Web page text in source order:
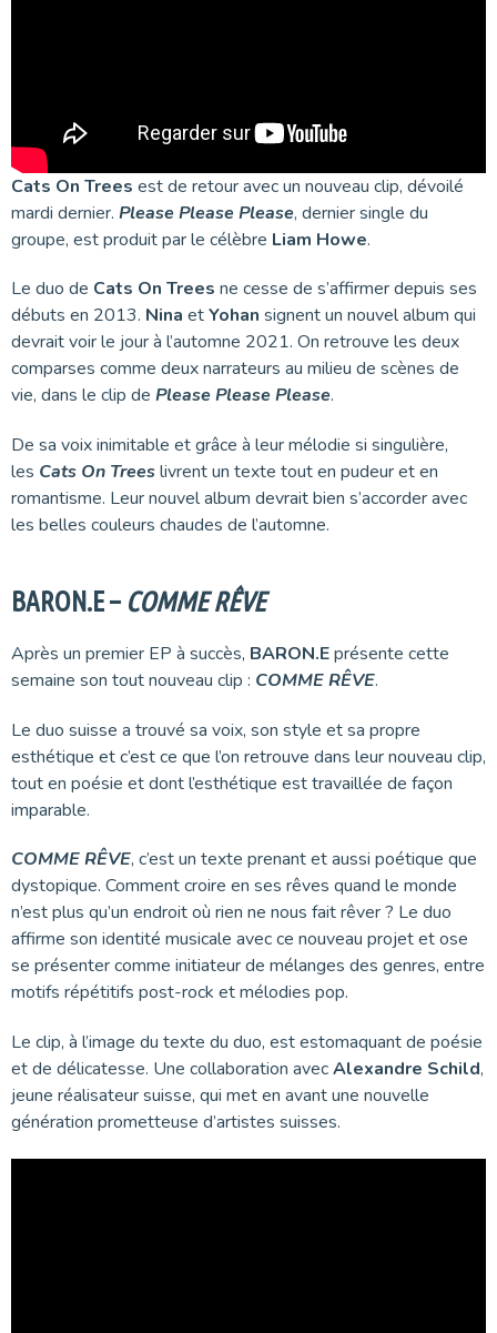
Cats On Trees est de retour avec un nouveau clip, dévoilé
mardi dernier. Please Please Please, dernier single du
groupe, est produit par le célèbre Liam Howe.
Le duo de Cats On Trees ne cesse de s’affirmer depuis ses
débuts en 2013. Nina etYohan signent un nouvel album qui
devrait voir le jour à l’automne 2021. On retrouve les deux
comparses comme deux narrateurs au milieu de scènes de
vie, dans le clip de Please Please Please.
De sa voix inimitable et grâce à leur mélodie si singulière,
les Cats On Treeslivrent un texte tout en pudeur et en
romantisme. Leur nouvel album devrait bien s’accorder avec
les belles couleurs chaudes de l’automne.
BARON.E – COMME RÊVE
Après un premier EP à succès, BARON.Eprésente cette
semaine son tout nouveau clip : COMME RÊVE.
Le duo suisse a trouvé sa voix, son style et sa propre
esthétique et c’est ce que l’on retrouve dans leur nouveau clip,
tout en poésie et dont l’esthétique est travaillée de façon
imparable.
COMME RÊVE, c’est un texte prenant et aussi poétique que
dystopique. Comment croire en ses rêves quand le monde
n’est plus qu’un endroit où rien ne nous fait rêver ? Le duo
affirme son identité musicale avec ce nouveau projet et ose
se présenter comme initiateur de mélanges des genres, entre
motifs répétitifs post-rock et mélodies pop.
Le clip, à l’image du texte du duo, est estomaquant de poésie
et de délicatesse. Une collaboration avecAlexandre Schild,
jeune réalisateur suisse, qui met en avant une nouvelle
génération prometteuse d’artistes suisses.